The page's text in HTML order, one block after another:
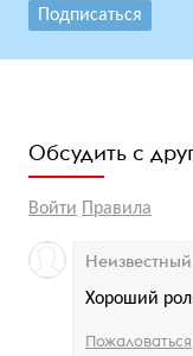
Подписаться
Обсудить с
Войти Правила
Хороший
Неизвестный
Пожаловаться